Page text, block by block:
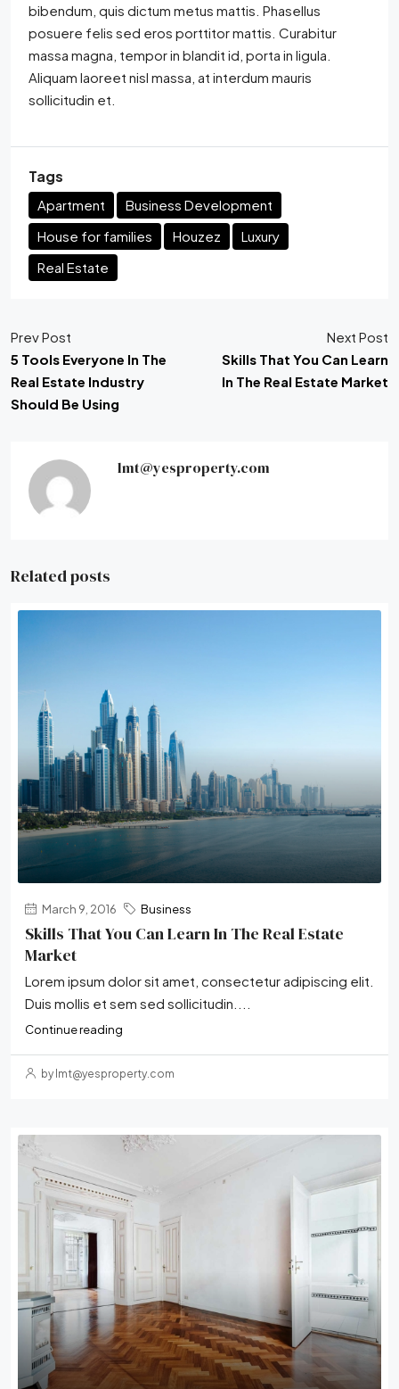
bibendum, quis dictum metus mattis. Phasellus
posuere felis sed eros porttitor mattis. Curabitur
massa magna, tempor in blandit id, porta in ligula.
Aliquam laoreet nisl massa, at interdum mauris
sollicitudin et.
Tags
Apartment
Business Development
House for families
Houzez
Luxury
Real Estate
Prev Post
5 Tools Everyone In The
Real Estate Industry
Should Be Using
Next Post
Skills That You Can Learn
In The Real Estate Market
lmt@yesproperty.com
Related posts
March 9, 2016 Business
Skills That You Can Learn In The Real Estate
Market
Lorem ipsum dolor sit amet, consectetur adipiscing elit.
Duis mollis et sem sed sollicitudin....
Continue reading
by lmt@yesproperty.com